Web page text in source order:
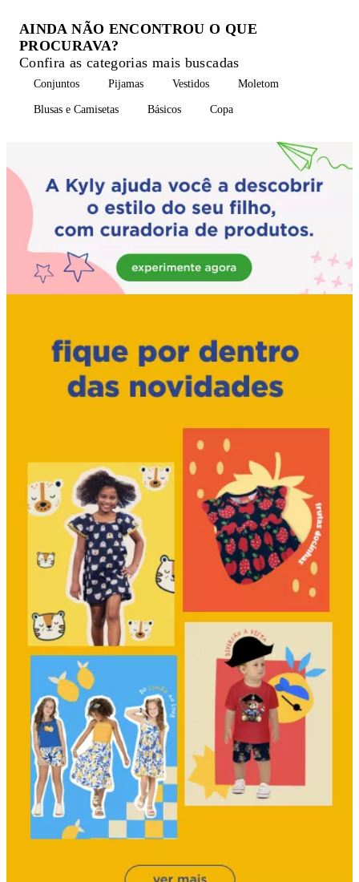
AINDA NÃO ENCONTROU O QUE
PROCURAVA?
Confira as categorias mais buscadas
Conjuntos Pijamas Vestidos Moletom
Blusas e Camisetas Básicos Copa